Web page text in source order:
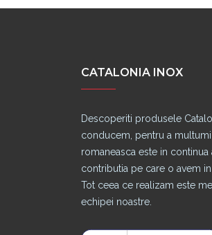
CATALONIA INOX
Descoperiti produsele
conducem, pentru a
romaneasca este in
contributia pe care o avem
Tot ceea ce realizam este
echipei noastre.